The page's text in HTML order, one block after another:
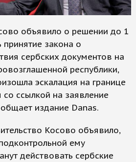
объявило о решении до 1
принятие закона о
сербских документов на
республики,
эскалация на границе
ссылкой на заявление
издание Danas.
Косово объявило,
ему
действовать сербские